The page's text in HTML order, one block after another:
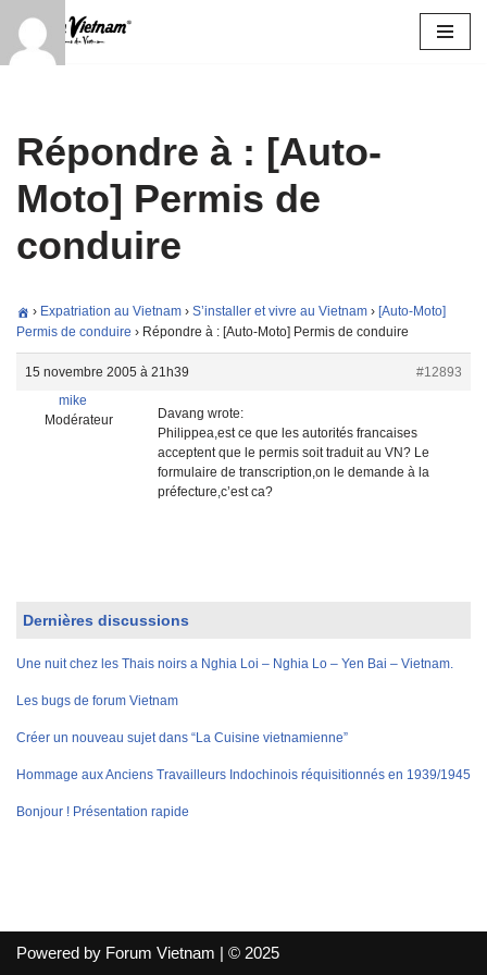
Aller
Répondre à : [Auto-
Moto] Permis de
conduire
› Expatriation au Vietnam › S’installer et vivre au Vietnam › [Auto-Moto]
Permis de conduire › Répondre à : [Auto-Moto] Permis de conduire
15 novembre 2005 à 21h39
#12893
mike
Modérateur
Davang wrote:
Philippea,est ce que les autorités francaises
acceptent que le permis soit traduit au VN? Le
formulaire de transcription,on le demande à la
préfecture,c’est ca?
Dernières discussions
Une nuit chez les Thais noirs a Nghia Loi – Nghia Lo – Yen Bai – Vietnam.
Les bugs de forum Vietnam
Créer un nouveau sujet dans “La Cuisine vietnamienne”
Hommage aux Anciens Travailleurs Indochinois réquisitionnés en 1939/1945
Bonjour ! Présentation rapide
Powered by Forum Vietnam | © 2025